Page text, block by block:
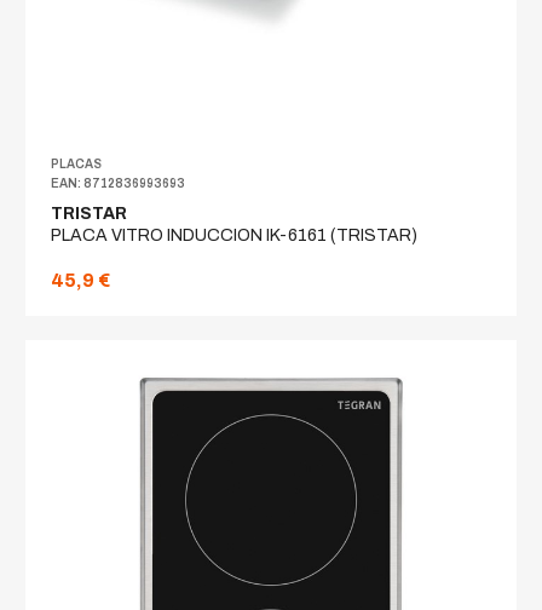
PLACAS
EAN: 8712836993693
TRISTAR
PLACA VITRO INDUCCION IK-6161 (TRISTAR)
45,9 €